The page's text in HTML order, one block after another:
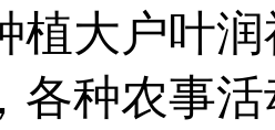
植大户叶
各种农事